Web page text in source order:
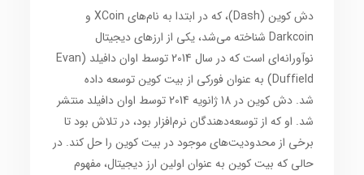
دش کوین (Dash)، که در ابتدا به نام‌های XCoin و
Darkcoin شناخته می‌شد، یکی از ارزهای دیجیتال
نوآورانه‌ای است که در سال 2014 توسط اوان دافیلد (Evan
Duffield) به عنوان فورکی از بیت کوین توسعه داده
شد. دش کوین در 18 ژانویه 2014 توسط اوان دافیلد منتشر
شد. او که از توسعه‌دهندگان نرم‌افزار بود، در تلاش بود تا
برخی از محدودیت‌های موجود در بیت کوین را حل کند. در
حالی که بیت کوین به عنوان اولین ارز دیجیتال، مفهوم